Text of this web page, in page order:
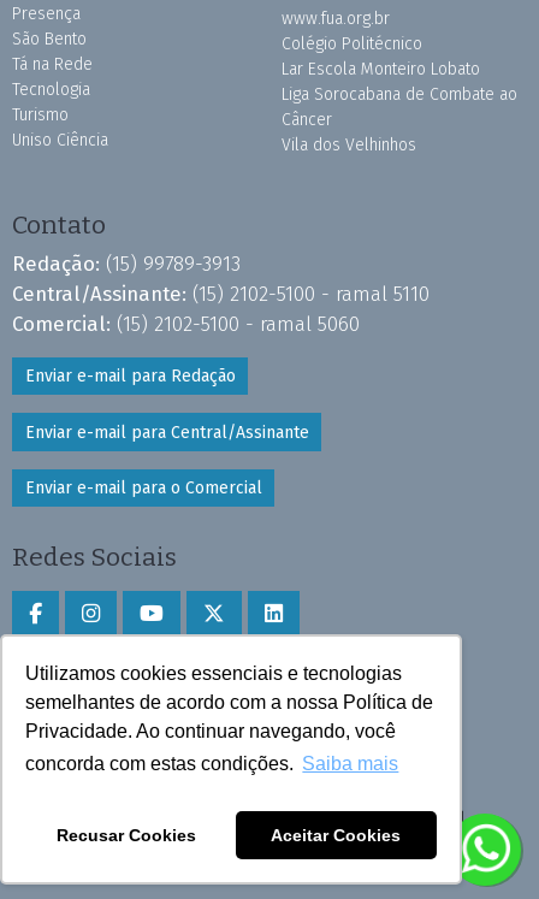
Utilizamos cookies essenciais e tecnologias
semelhantes de acordo com a nossa Política de
Privacidade. Ao continuar navegando, você
concorda com estas condições. Saiba mais
Recusar Cookies Aceitar Cookies
Presença
São Bento
Tá na Rede
Tecnologia
Turismo
Uniso Ciência
www.fua.org.br
Colégio Politécnico
Lar Escola Monteiro Lobato
Liga Sorocabana de Combate ao
Câncer
Vila dos Velhinhos
Contato
Redação: (15) 99789-3913
Central/Assinante: (15) 2102-5100 - ramal 5110
Comercial: (15) 2102-5100 - ramal 5060
Enviar e-mail para Redação
Enviar e-mail para Central/Assinante
Enviar e-mail para o Comercial
Redes Sociais
Faça download do aplicativo
Play Store e App Store
Todos os direitos reservados © 2025 Cruzeiro do Sul